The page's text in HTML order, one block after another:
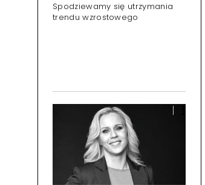
Spodziewamy się utrzymania
trendu wzrostowego